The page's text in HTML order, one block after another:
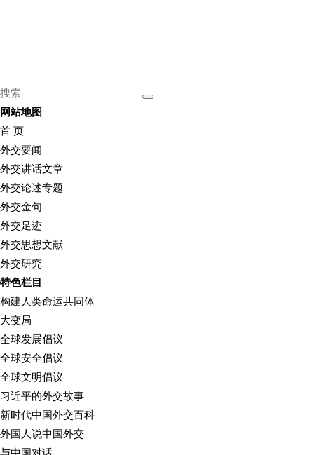
网站地图
首 页
外交要闻
外交讲话文章
外交论述专题
外交金句
外交足迹
外交思想文献
外交研究
特色栏目
构建人类命运共同体
大变局
全球发展倡议
全球安全倡议
全球文明倡议
习近平的外交故事
新时代中国外交百科
外国人说中国外交
与中国对话